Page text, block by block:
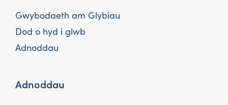
Gwybodaeth am Glybiau
Dod o hyd i glwb
Adnoddau
Adnoddau